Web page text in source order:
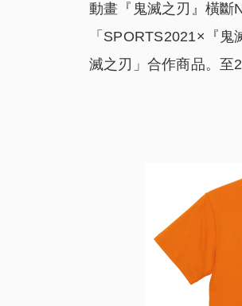
動畫『鬼滅之刃』橫斷
「SPORTS2021×『
滅之刃」合作商品。至